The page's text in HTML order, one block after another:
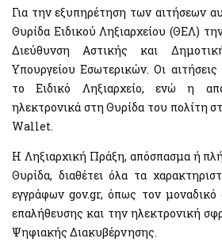
πρόσβαση σε εξειδικευμένα
δημοσίου
Μητρώο Ανθρώπινου Δυναμικού
Κωδικοί Δημόσιας Διοίκησης
Μητρώο Πιστοποιημένων Εκτιμητών
Σύνοψη Μητρώου Δεσμεύσεων
Ψηφιακές Υπογραφές
Ηλεκτρονική Διακίνηση Εγγράφων και
Εθνικό Μητρώο Ζώων Συντροφιάς
Ψηφιακό Μητρώο Λεσχών Μελών
Αναζήτηση Αναγνωριστικών Αριθμών
Διασταυρωτικοί Έλεγχοι Οχημάτων (για
Φύλλα Υπολογισμού ΑΠΑΑ
Εκτιμήσεις Τιμών Ζώνης ΑΠΑΑ
Μητρώο Αξιών Μεταβιβάσεων Ακινήτων
Πλατφόρμα δήλωσης διόρθωσης τ.μ.
Προστασία Κύριας Κατοικίας
Φορολογία Πολιτών / Επιχειρήσεων
Ακίνητα Ε9 / ΕΝΦΙΑ / Μισθωτήρια
Επιδόματα / Παροχές
Οχήματα
Για την εξυπηρέτηση των αιτήσεων
Θυρίδα Ειδικού Ληξιαρχείου (ΘΕΛ) την
Διεύθυνση Αστικής και
Υπουργείου Εσωτερικών. Οι αιτήσεις
το Ειδικό Ληξιαρχείο, ενώ η
ηλεκτρονικά στη Θυρίδα του πολίτη
Wallet.
Η Ληξιαρχική Πράξη, απόσπασμα ή
Θυρίδα, διαθέτει όλα τα
εγγράφων gov.gr, όπως τον μοναδικό
επαλήθευσης και την ηλεκτρονική
Ψηφιακής Διακυβέρνησης.